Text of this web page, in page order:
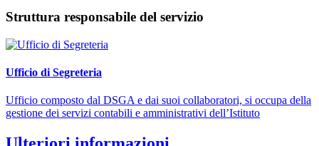
Struttura responsabile del servizio
Ufficio di Segreteria
Ufficio composto dal DSGA e dai suoi collaboratori, si occupa della
gestione dei servizi contabili e amministrativi dell’Istituto